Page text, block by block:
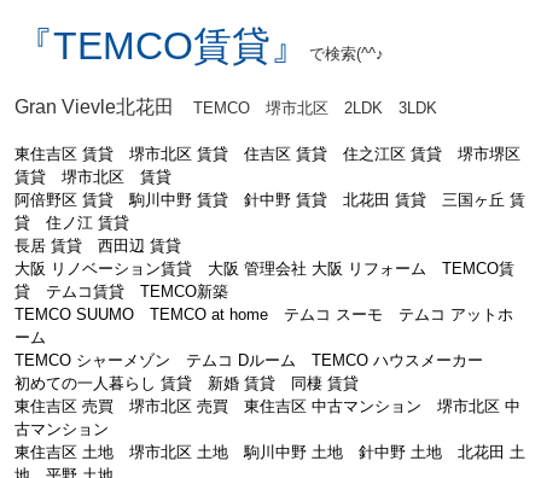
『TEMCO賃貸』 で検索(^^♪
Gran Vievle北花田 TEMCO 堺市北区2LDK 3LDK
東住吉区 賃貸 堺市北区 賃貸 住吉区 賃貸 住之江区 賃貸 堺市堺区
賃貸 堺市北区 賃貸
阿倍野区 賃貸駒川中野 賃貸 針中野 賃貸 北花田 賃貸 三国ヶ丘 賃
貸 住ノ江 賃貸
長居 賃貸 西田辺 賃貸
大阪 リノベーション賃貸 大阪 管理会社 大阪 リフォーム TEMCO賃
貸 テムコ賃貸 TEMCO新築
TEMCO SUUMO TEMCO at home テムコ スーモ テムコ アットホ
ーム
TEMCO シャーメゾン テムコ Dルーム TEMCO ハウスメーカー
初めての一人暮らし 賃貸 新婚 賃貸 同棲 賃貸
東住吉区 売買 堺市北区 売買 東住吉区 中古マンション 堺市北区 中
古マンション
東住吉区 土地 堺市北区 土地 駒川中野 土地 針中野 土地 北花田 土